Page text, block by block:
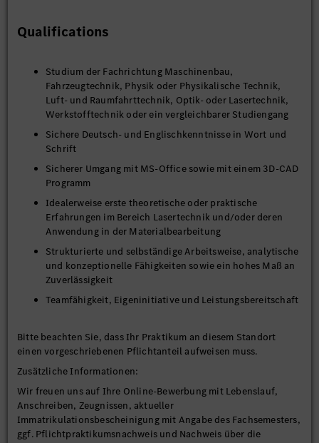
Qualifications
Studium der Fachrichtung Maschinenbau,
Fahrzeugtechnik, Physik oder Physikalische Technik,
Luft- und Raumfahrttechnik, Optik- oder Lasertechnik,
Werkstofftechnik oder ein vergleichbarer Studiengang
Sichere Deutsch- und Englischkenntnisse in Wort und
Schrift
Sicherer Umgang mit MS-Office sowie mit einem 3D-CAD
Programm
Idealerweise erste theoretische oder praktische
Erfahrungen im Bereich Lasertechnik und/oder deren
Anwendung in der Materialbearbeitung
Strukturierte und selbständige Arbeitsweise, analytische
und konzeptionelle Fähigkeiten sowie ein hohes Maß an
Zuverlässigkeit
Teamfähigkeit, Eigeninitiative und Leistungsbereitschaft
Bitte beachten Sie, dass Ihr Praktikum an diesem Standort
einen vorgeschriebenen Pflichtanteil aufweisen muss.
Zusätzliche Informationen:
Wir freuen uns auf Ihre Online-Bewerbung mit Lebenslauf,
Anschreiben, Zeugnissen, aktueller
Immatrikulationsbescheinigung mit Angabe des Fachsemesters,
ggf. Pflichtpraktikumsnachweis und Nachweis über die